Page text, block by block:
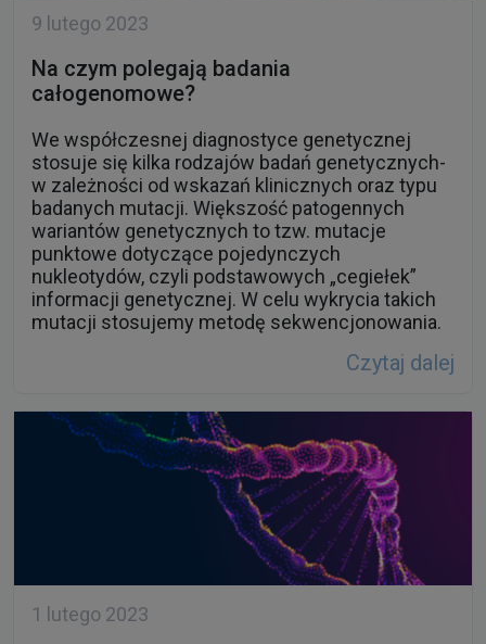
9 lutego 2023
Na czym polegają badania
całogenomowe?
We współczesnej diagnostyce genetycznej
stosuje się kilka rodzajów badań genetycznych-
w zależności od wskazań klinicznych oraz typu
badanych mutacji. Większość patogennych
wariantów genetycznych to tzw. mutacje
punktowe dotyczące pojedynczych
nukleotydów, czyli podstawowych „cegiełek”
informacji genetycznej. W celu wykrycia takich
mutacji stosujemy metodę sekwencjonowania.
Czytaj dalej
1 lutego 2023